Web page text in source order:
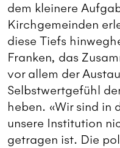
dem kleinere
Kirchgemeinden
diese Tiefs
Franken, das
vor allem der
Selbstwertgefühl
heben. «Wir sind in
unsere Institution
getragen ist. Die